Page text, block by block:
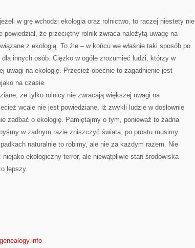
w grę wchodzi ekologia oraz rolnictwo, to raczej niestety nie
powiedział, że przeciętny rolnik zwraca należytą uwagę na
z ekologią. To źle – w końcu we właśnie taki sposób po
innych osób. Ciężko w ogóle zrozumieć ludzi, którzy w
uwagi na ekologię. Przecież obecnie to zagadnienie jest
na czasie.
że tylko rolnicy nie zwracają większej uwagi na
wcale nie jest powiedziane, iż zwykli ludzie w dosłownie
zadbać o ekologię. Pamiętajmy o tym, ponieważ to żadna
w żadnym razie zniszczyć świata, po prostu musimy
naturalnie to robimy, ale nie za każdym razem. Nie
ekologiczny terror, ale niewątpliwie stan środowiska
lepszy.